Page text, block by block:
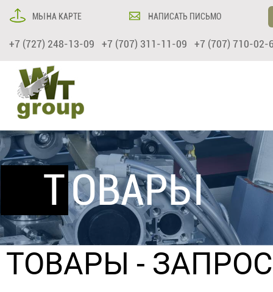
МЫ НА КАРТЕ НАПИСАТЬ ПИСЬМО
+7 (727) 248-13-09 +7 (707) 311-11-09 +7 (707) 710-02-
ТОВАРЫ
ТОВАРЫ -